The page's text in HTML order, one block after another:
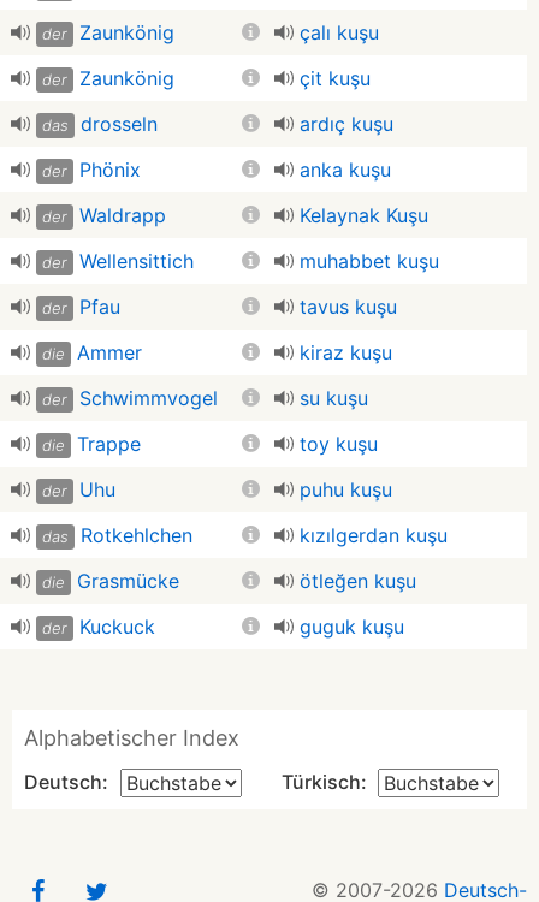
der Zaunkönig çalı kuşu
der Zaunkönig çit kuşu
das drosseln ardıç kuşu
der Phönix anka kuşu
der Waldrapp Kelaynak Kuşu
der Wellensittich muhabbet kuşu
der Pfau tavus kuşu
die Ammer kiraz kuşu
der Schwimmvogel su kuşu
die Trappe toy kuşu
der Uhu puhu kuşu
das Rotkehlchen kızılgerdan kuşu
die Grasmücke ötleğen kuşu
der Kuckuck guguk kuşu
Alphabetischer Index
Deutsch: Türkisch:
© 2007-2026 Deutsch-